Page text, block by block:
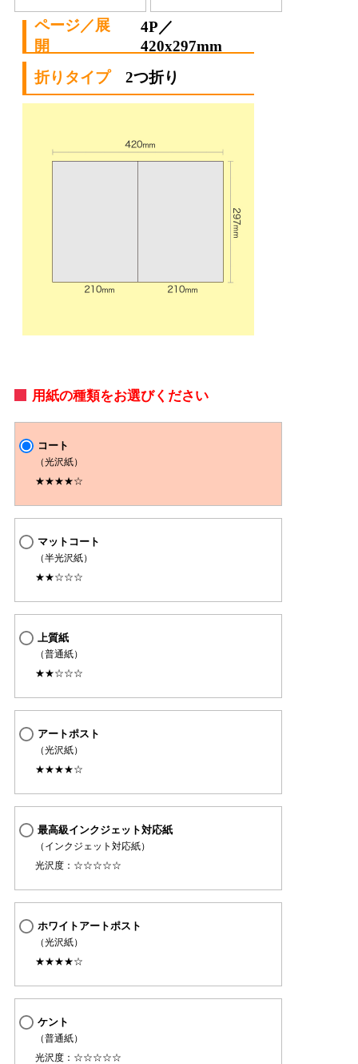
4P／
420x297mm
2つ折り
用紙の種類をお選びください
コート
（光沢紙）
★★★★☆
マットコート
（半光沢紙）
★★☆☆☆
上質紙
（普通紙）
★★☆☆☆
アートポスト
（光沢紙）
★★★★☆
最高級インクジェット対応紙
（インクジェット対応紙）
光沢度：☆☆☆☆☆
ホワイトアートポスト
（光沢紙）
★★★★☆
ケント
（普通紙）
光沢度：☆☆☆☆☆